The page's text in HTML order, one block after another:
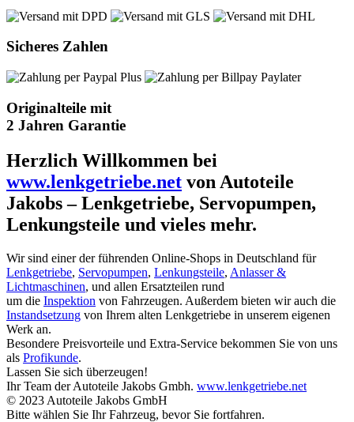
Sicheres Zahlen
Originalteile mit
2 Jahren Garantie
Herzlich Willkommen bei
www.lenkgetriebe.net von Autoteile
Jakobs – Lenkgetriebe, Servopumpen,
Lenkungsteile und vieles mehr.
Wir sind einer der führenden Online-Shops in Deutschland für
Lenkgetriebe, Servopumpen, Lenkungsteile, Anlasser &
Lichtmaschinen, und allen Ersatzteilen rund
um die Inspektion von Fahrzeugen. Außerdem bieten wir auch die
Instandsetzung von Ihrem alten Lenkgetriebe in unserem eigenen
Werk an.
Besondere Preisvorteile und Extra-Service bekommen Sie von uns
als Profikunde.
Lassen Sie sich überzeugen!
Ihr Team der Autoteile Jakobs Gmbh. www.lenkgetriebe.net
© 2023 Autoteile Jakobs GmbH
Bitte wählen Sie Ihr Fahrzeug, bevor Sie fortfahren.